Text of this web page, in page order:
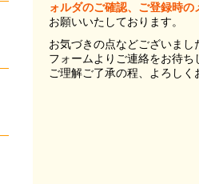
ォルダのご確認、ご登録時
お願いいたしております。
お気づきの点などございま
フォームよりご連絡をお待ち
ご理解ご了承の程、よろし